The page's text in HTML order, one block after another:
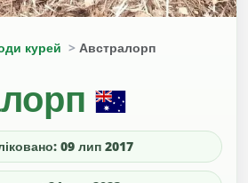
курей Австралорп
09 лип 2017